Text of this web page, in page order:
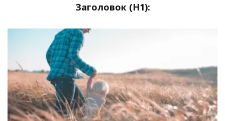
Заголовок (H1):